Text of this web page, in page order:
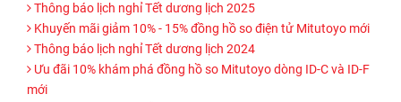
Thông báo lịch nghỉ Tết dương lịch 2025
Khuyến mãi giảm 10% - 15% đồng hồ so điện tử Mitutoyo mới
Thông báo lịch nghỉ Tết dương lịch 2024
Ưu đãi 10% khám phá đồng hồ so Mitutoyo dòng ID-C và ID-F
mới